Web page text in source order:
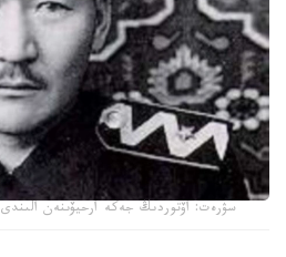
سۋرەت: اۆتوردىڭ جەكە ارحيۆىنەن الىندى